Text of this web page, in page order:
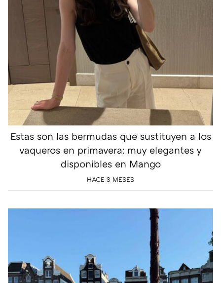
Estas son las bermudas que sustituyen a los
vaqueros en primavera: muy elegantes y
disponibles en Mango
HACE 3 MESES